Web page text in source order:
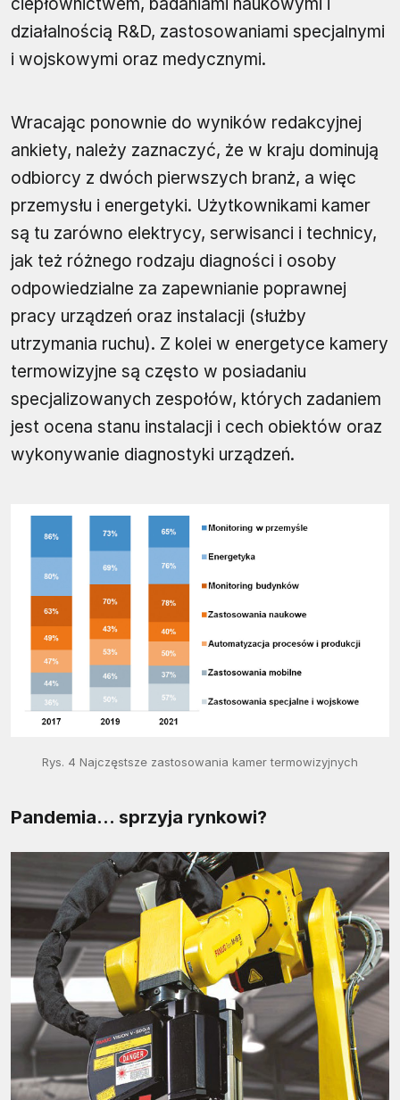
ciepłownictwem, badaniami naukowymi i
działalnością R&D, zastosowaniami specjalnymi
i wojskowymi oraz medycznymi.
Wracając ponownie do wyników redakcyjnej
ankiety, należy zaznaczyć, że w kraju dominują
odbiorcy z dwóch pierwszych branż, a więc
przemysłu i energetyki. Użytkownikami kamer
są tu zarówno elektrycy, serwisanci i technicy,
jak też różnego rodzaju diagności i osoby
odpowiedzialne za zapewnianie poprawnej
pracy urządzeń oraz instalacji (służby
utrzymania ruchu). Z kolei w energetyce kamery
termowizyjne są często w posiadaniu
specjalizowanych zespołów, których zadaniem
jest ocena stanu instalacji i cech obiektów oraz
wykonywanie diagnostyki urządzeń.
Rys. 4 Najczęstsze zastosowania kamer termowizyjnych
Pandemia… sprzyja rynkowi?